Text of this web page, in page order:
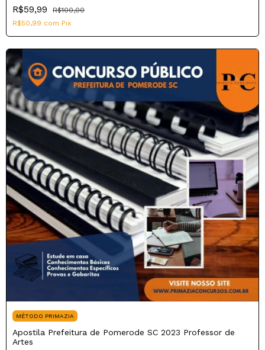
R$59,99
R$100,00
R$50,99 com Pix
MÉTODO PRIMAZIA
Apostila Prefeitura de Pomerode SC 2023 Professor de
Artes